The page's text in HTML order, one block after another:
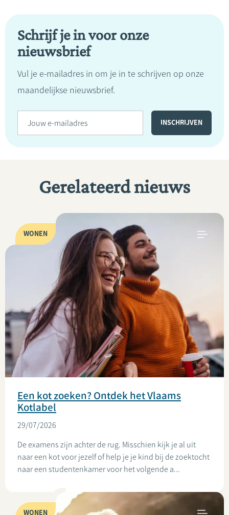
Schrijf je in voor onze
nieuwsbrief
Vul je e-mailadres in om je in te schrijven op onze
maandelijkse nieuwsbrief.
Gerelateerd nieuws
WONEN
Een kot zoeken? Ontdek het Vlaams
Kotlabel
29/07/2026
De examens zijn achter de rug. Misschien kijk je al uit
naar een kot voor jezelf of help je je kind bij de zoektocht
naar een studentenkamer voor het volgende a...
WONEN